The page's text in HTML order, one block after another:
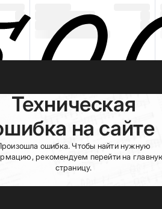
Техническая
на сайте
ошибка. Чтобы найти нужную
рекомендуем перейти на
страницу.